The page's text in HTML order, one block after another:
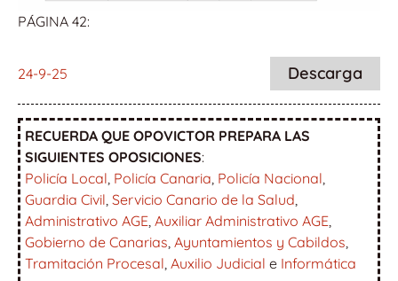
PÁGINA 42:
24-9-25 Descarga
RECUERDA QUE OPOVICTOR PREPARA LAS
SIGUIENTES OPOSICIONES:
Policía Local Policía Canaria Policía Nacional
Guardia Civil Servicio Canario de la Salud
Administrativo AGE Auxiliar Administrativo AGE
Gobierno de Canarias Ayuntamientos y Cabildos
Tramitación Procesal Auxilio Judicial e Informática